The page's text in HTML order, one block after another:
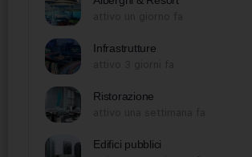
Infrastrutture
Ristorazione
Edifici pubblici